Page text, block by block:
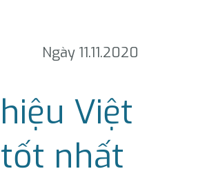
Ngày 11.11.2020
Việt
nhất